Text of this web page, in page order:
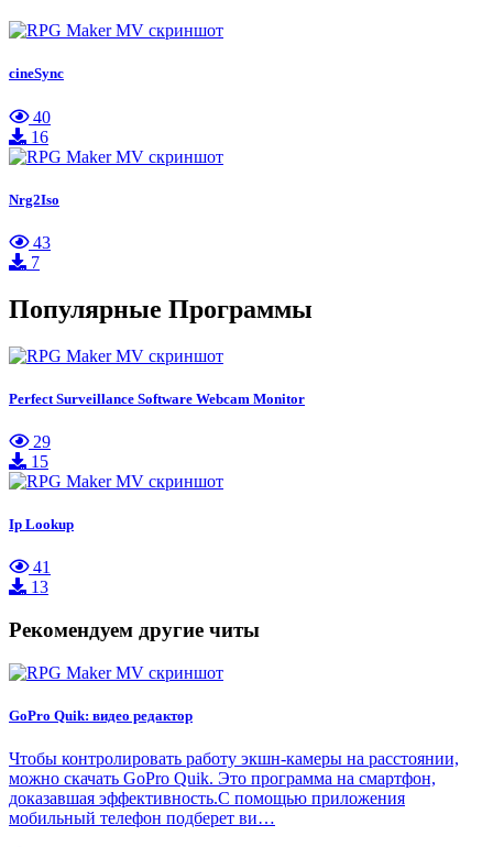
cineSync
40
16
Nrg2Iso
43
7
Популярные Программы
Perfect Surveillance Software Webcam Monitor
29
15
Ip Lookup
41
13
Рекомендуем другие читы
GoPro Quik: видео редактор
Чтобы контролировать работу экшн-камеры на расстоянии,
можно скачать GoPro Quik. Это программа на смартфон,
доказавшая эффективность.С помощью приложения
мобильный телефон подберет ви…